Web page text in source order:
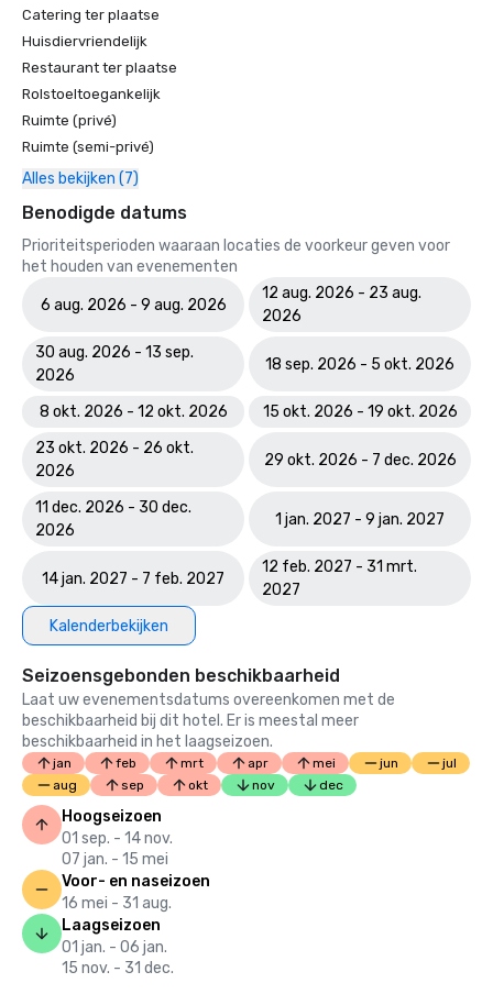
Catering ter plaatse
Huisdiervriendelijk
Restaurant ter plaatse
Rolstoeltoegankelijk
Ruimte (privé)
Ruimte (semi-privé)
Alles bekijken (7)
Benodigde datums
Prioriteitsperioden waaraan locaties de voorkeur geven voor
het houden van evenementen
6 aug. 2026 - 9 aug. 2026
12 aug. 2026 - 23 aug.
2026
30 aug. 2026 - 13 sep.
2026
18 sep. 2026 - 5 okt. 2026
8 okt. 2026 - 12 okt. 2026
15 okt. 2026 - 19 okt. 2026
23 okt. 2026 - 26 okt.
2026
29 okt. 2026 - 7 dec. 2026
11 dec. 2026 - 30 dec.
2026
1 jan. 2027 - 9 jan. 2027
14 jan. 2027 - 7 feb. 2027
12 feb. 2027 - 31 mrt.
2027
Kalenderbekijken
Seizoensgebonden beschikbaarheid
Laat uw evenementsdatums overeenkomen met de
beschikbaarheid bij dit hotel. Er is meestal meer
beschikbaarheid in het laagseizoen.
jan feb mrt apr mei jun
jul
aug
sep okt nov dec
Hoogseizoen
01 sep. - 14 nov.
07 jan. - 15 mei
Voor- en naseizoen
16 mei - 31 aug.
Laagseizoen
01 jan. - 06 jan.
15 nov. - 31 dec.